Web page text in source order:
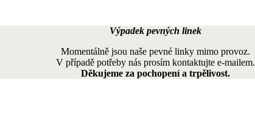
Výpadek pevných linek
Momentálně jsou naše pevné linky mimo provoz.
V případě potřeby nás prosím kontaktujte e-mailem.
Děkujeme za pochopení a trpělivost.